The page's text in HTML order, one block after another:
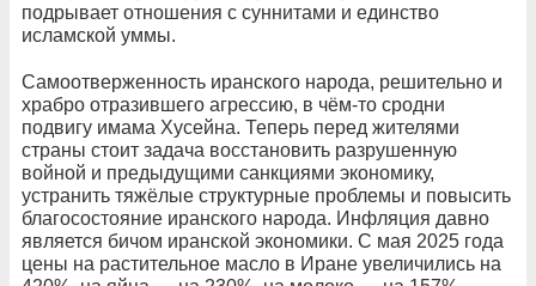
подрывает отношения с суннитами и единство
исламской уммы.
Самоотверженность иранского народа, решительно и
храбро отразившего агрессию, в чём-то сродни
подвигу имама Хусейна. Теперь перед жителями
страны стоит задача восстановить разрушенную
войной и предыдущими санкциями экономику,
устранить тяжёлые структурные проблемы и повысить
благосостояние иранского народа. Инфляция давно
является бичом иранской экономики. С мая 2025 года
цены на растительное масло в Иране увеличились на